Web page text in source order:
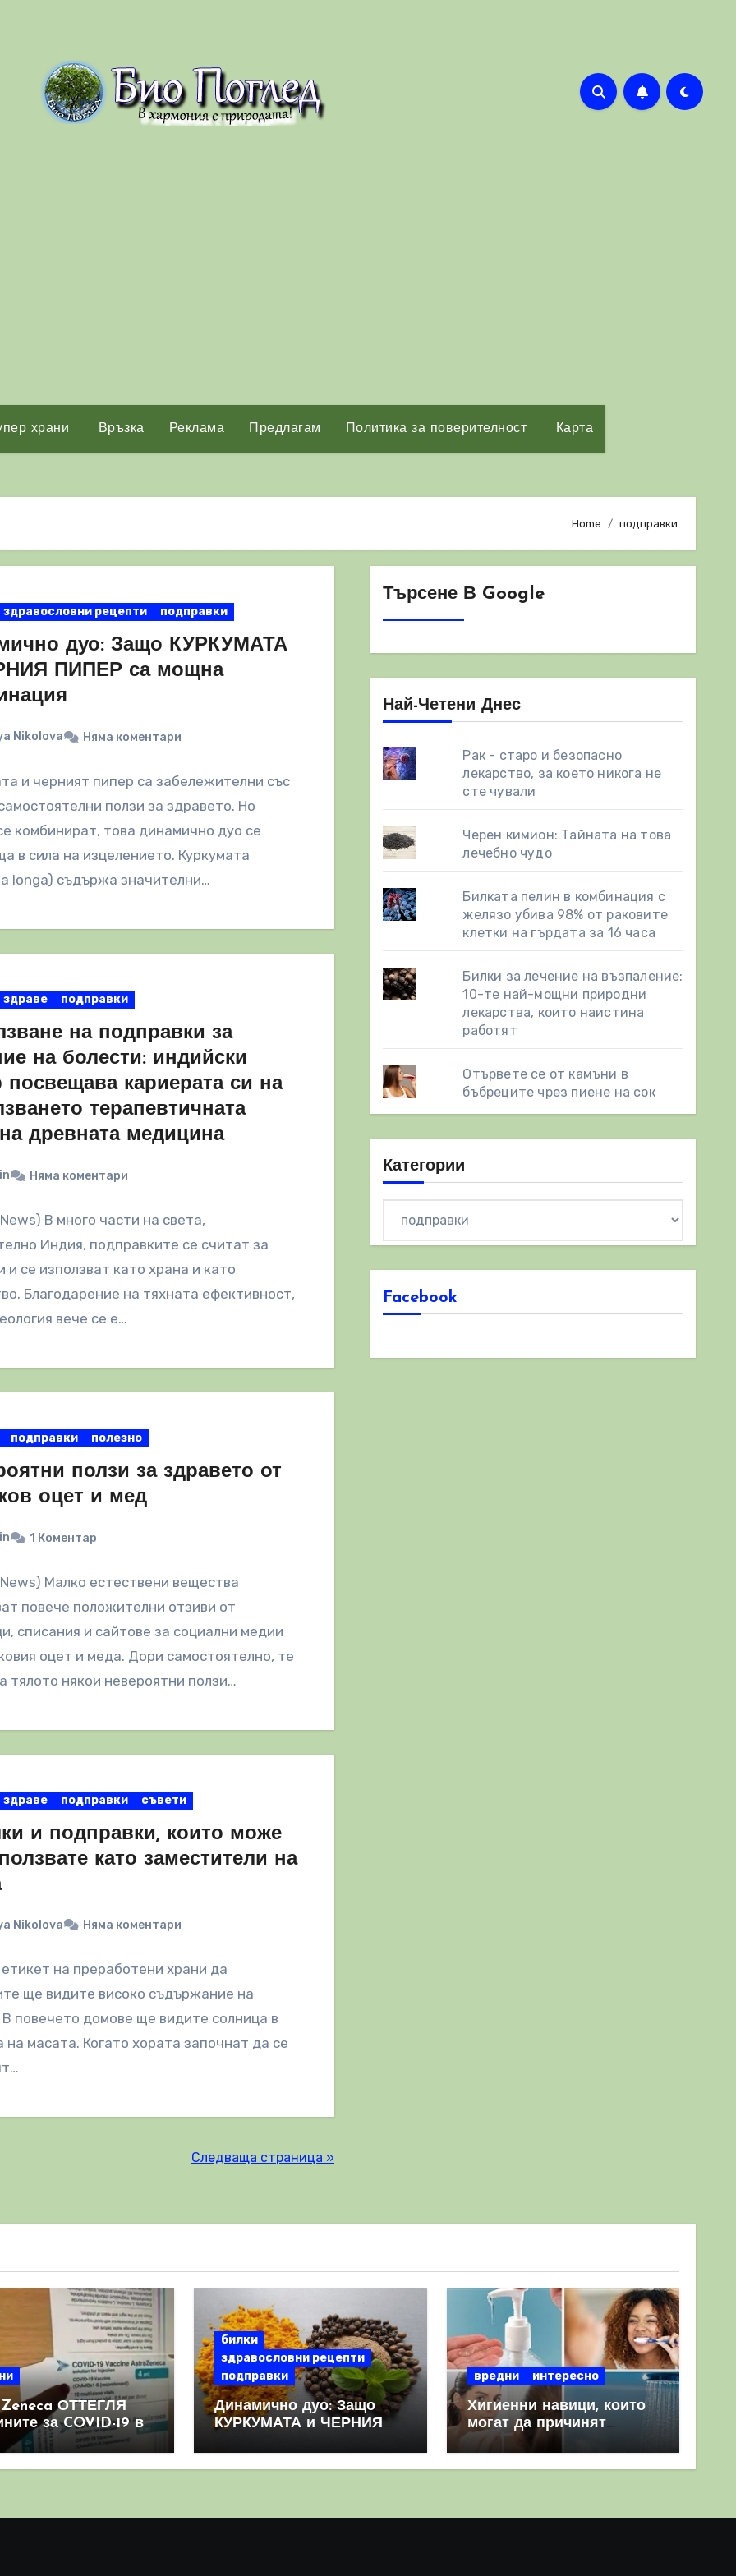
храни Връзка Реклама Предлагам Политика за поверителност Карта
Home подправки
здравословни рецепти подправки
дуо: Защо КУРКУМАТА
ПИПЕР са мощна
Nikolova Няма коментари
и черният пипер са забележителни със
ползи за здравето. Но
комбинират, това динамично дуо се
в сила на изцелението. Куркумата
longa) съдържа значителни…
здраве подправки
на подправки за
на болести: индийски
посвещава кариерата си на
терапевтичната
древната медицина
Няма коментари
В много части на света,
Индия, подправките се считат за
и се използват като храна и като
Благодарение на тяхната ефективност,
вече се е…
подправки полезно
ползи за здравето от
оцет и мед
1 Коментар
Малко естествени вещества
повече положителни отзиви от
списания и сайтове за социални медии
оцет и меда. Дори самостоятелно, те
тялото някои невероятни ползи…
здраве подправки съвети
и подправки, които може
като заместители на
Nikolova Няма коментари
на преработени храни да
ще видите високо съдържание на
повечето домове ще видите солница в
на масата. Когато хората започнат да се
Следваща страница »
Търсене В Google
Най-Четени Днес
Рак - старо и безопасно
лекарство, за което никога не
сте чували
Черен кимион: Тайната на това
лечебно чудо
Билката пелин в комбинация с
желязо убива 98% от раковите
клетки на гърдата за 16 часа
Билки за лечение на възпаление:
10-те най-мощни природни
лекарства, които наистина
работят
Отървете се от камъни в
бъбреците чрез пиене на сок
Категории
Facebook
ОТТЕГЛЯ
за COVID-19 в
мащаб, след
билки
здравословни рецепти
подправки
Динамично дуо: Защо
КУРКУМАТА и ЧЕРНИЯ
вредни интересно
Хигиенни навици, които
могат да причинят
повече вреда, отколкото